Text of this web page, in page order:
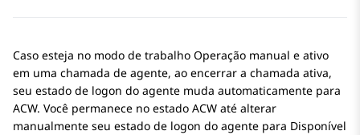
Caso esteja no modo de trabalho Operação manual e ativo
em uma chamada de agente, ao encerrar a chamada ativa,
seu estado de logon do agente muda automaticamente para
ACW. Você permanece no estado ACW até alterar
manualmente seu estado de logon do agente para Disponível